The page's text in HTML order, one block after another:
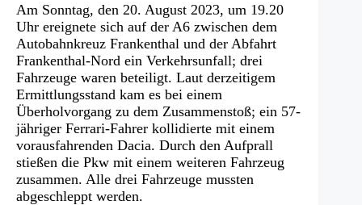
Am Sonntag, den 20. August 2023, um 19.20
Uhr ereignete sich auf der A6 zwischen dem
Autobahnkreuz Frankenthal und der Abfahrt
Frankenthal-Nord ein Verkehrsunfall; drei
Fahrzeuge waren beteiligt. Laut derzeitigem
Ermittlungsstand kam es bei einem
Überholvorgang zu dem Zusammenstoß; ein 57-
jähriger Ferrari-Fahrer kollidierte mit einem
vorausfahrenden Dacia. Durch den Aufprall
stießen die Pkw mit einem weiteren Fahrzeug
zusammen. Alle drei Fahrzeuge mussten
abgeschleppt werden.